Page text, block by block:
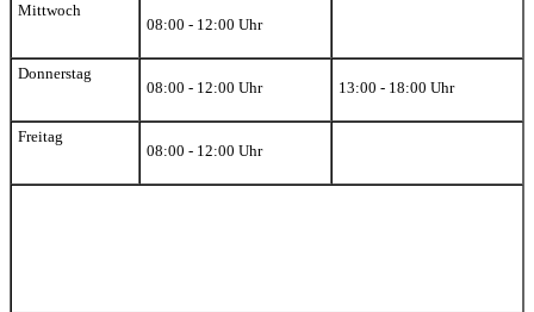
Mittwoch
08:00 - 12:00 Uhr
Donnerstag
08:00 - 12:00 Uhr
13:00 - 18:00 Uhr
Freitag
08:00 - 12:00 Uhr